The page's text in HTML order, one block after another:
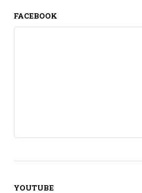
FACEBOOK
YOUTUBE